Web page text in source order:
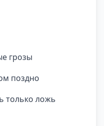
грозы
поздно
только ложь